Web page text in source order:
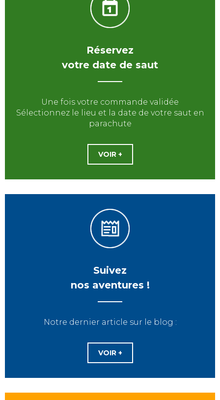
Réservez
votre date de saut
Une fois votre commande validée
Sélectionnez le lieu et la date de votre saut en
parachute
VOIR +
Suivez
nos aventures !
Notre dernier article sur le blog :
VOIR +